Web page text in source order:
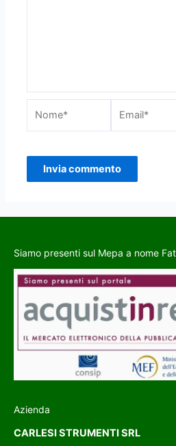
Siamo presenti sul Mepa a nome
Azienda
CARLESI STRUMENTI SRL